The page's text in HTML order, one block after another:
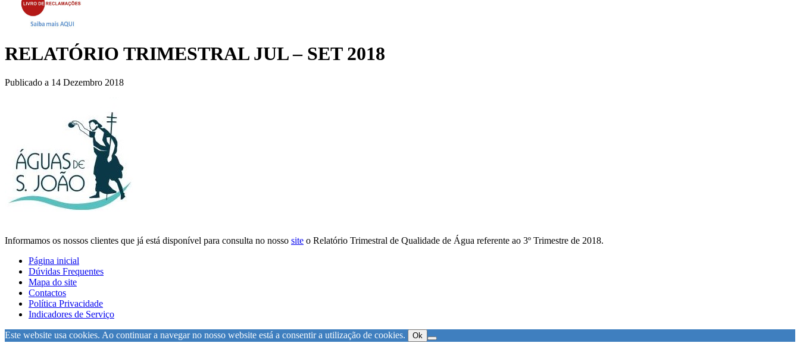
RELATÓRIO TRIMESTRAL JUL – SET 2018
Publicado a 14 Dezembro 2018
Informamos os nossos clientes que já está disponível para consulta no nosso site o Relatório Trimestral de Qualidade de Água referente ao 3º Trimestre de 2018.
Página inicial
Dúvidas Frequentes
Mapa do site
Contactos
Política Privacidade
Indicadores de Serviço
Este website usa cookies. Ao continuar a navegar no nosso website está a consentir a utilização de cookies. Ok